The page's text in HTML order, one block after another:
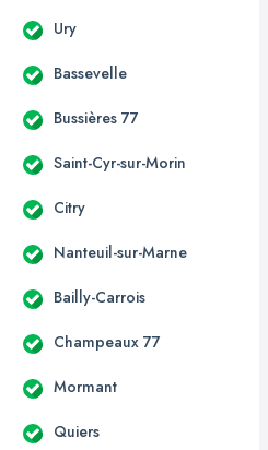
Ury
Bassevelle
Bussières 77
Saint-Cyr-sur-Morin
Citry
Nanteuil-sur-Marne
Bailly-Carrois
Champeaux 77
Mormant
Quiers